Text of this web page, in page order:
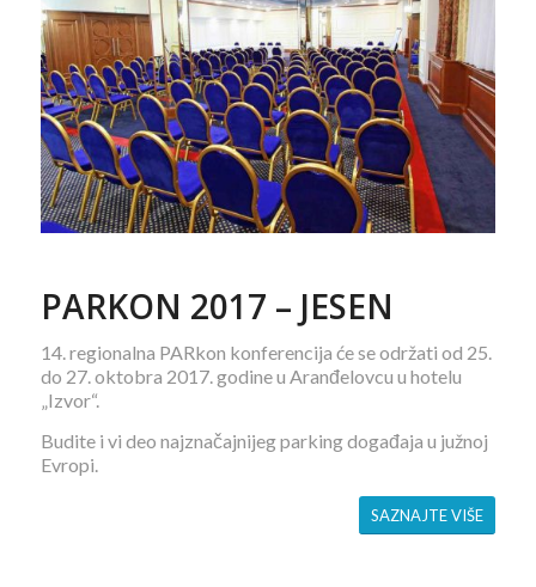
PARKON 2017 – JESEN
14. regionalna PARkon konferencija će se održati od 25.
do 27. oktobra 2017. godine u Aranđelovcu u hotelu
„Izvor“.
Budite i vi deo najznačajnijeg parking događaja u južnoj
Evropi.
SAZNAJTE VIŠE